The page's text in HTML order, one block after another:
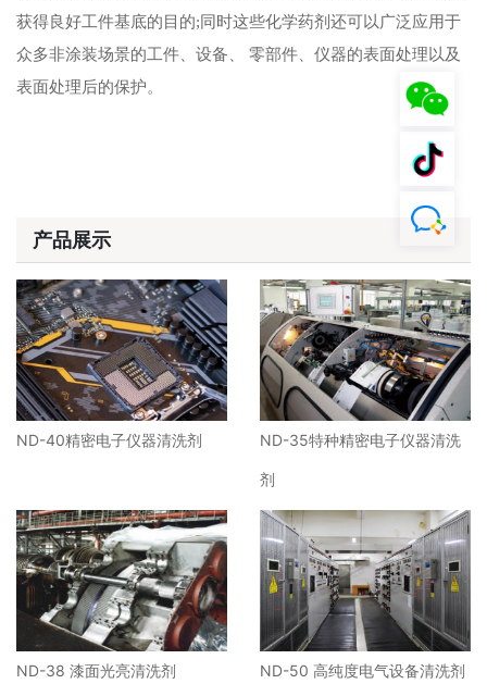
获得良好工件基底的目的;同时这些化学药剂还可以广泛应用于
众多非涂装场景的工件、设备、 零部件、仪器的表面处理以及
表面处理后的保护。
产品展示
ND-40精密电子仪器清洗剂 ND-35特种精密电子仪器清洗
剂
ND-38 漆面光亮清洗剂 ND-50 高纯度电气设备清洗剂